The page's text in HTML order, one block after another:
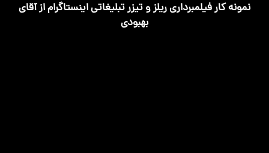
نمونه کار فیلمبرداری ریلز و تیزر تبلیغاتی اینستاگرام از آقای
بهبودی